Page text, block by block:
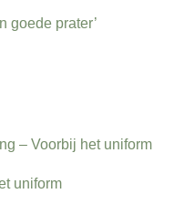
goede prater’
– Voorbij het uniform
uniform